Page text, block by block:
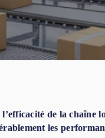
de la chaîne
les